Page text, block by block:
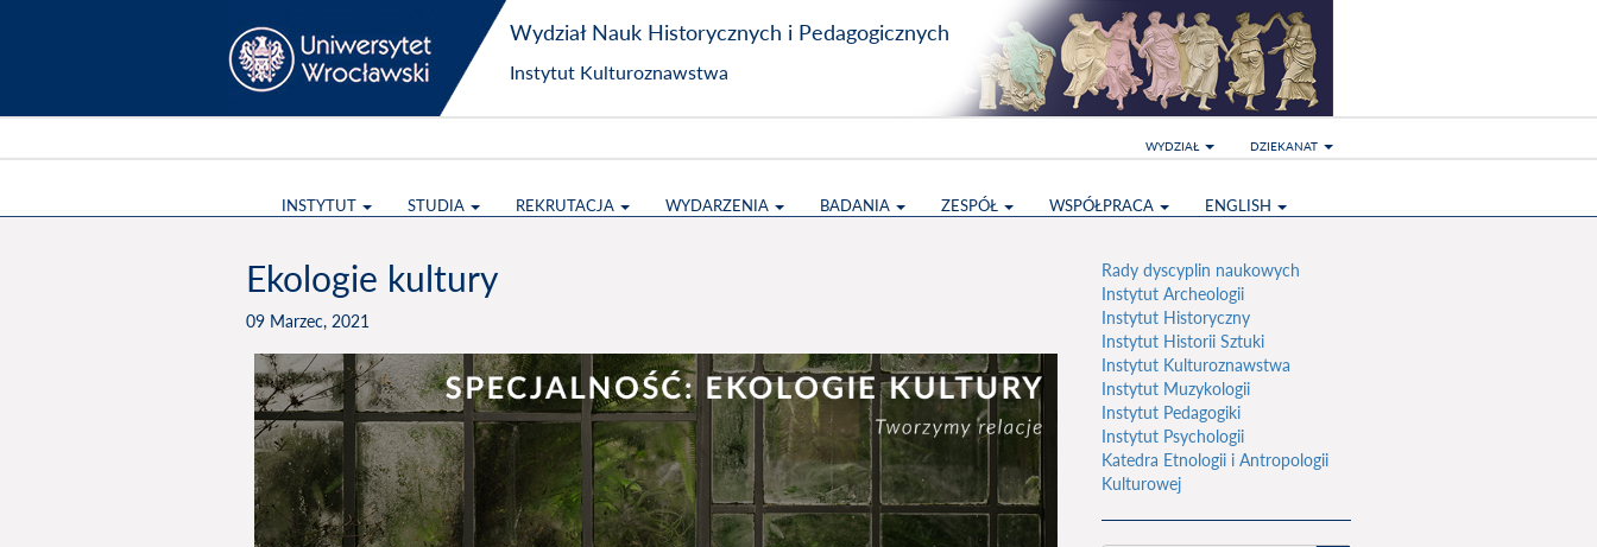
Wydział Nauk Historycznych i Pedagogicznych
Instytut Kulturoznawstwa
INSTYTUT STUDIA REKRUTACJA WYDARZENIA BADANIA ZESPÓŁ WSPÓŁPRACA ENGLISH
WYDZIAŁ DZIEKANAT
Ekologie kultury
09 Marzec, 2021
Rady dyscyplin naukowych
Instytut Archeologii
Instytut Historyczny
Instytut Historii Sztuki
Instytut Kulturoznawstwa
Instytut Muzykologii
Instytut Pedagogiki
Instytut Psychologii
Katedra Etnologii i Antropologii
Kulturowej